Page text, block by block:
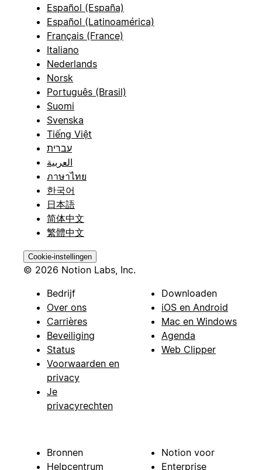
Español (España)
Español (Latinoamérica)
Français (France)
Italiano
Nederlands
Norsk
Português (Brasil)
Suomi
Svenska
Tiếng Việt
עברית
العربية
ภาษาไทย
한국어
日本語
简体中文
繁體中文
Cookie-instellingen
© 2026 Notion Labs, Inc.
Bedrijf
Over ons
Carrières
Beveiliging
Status
Voorwaarden en
privacy
Je
privacyrechten
Downloaden
iOS en Android
Mac en Windows
Agenda
Web Clipper
Bronnen
Helpcentrum
Notion voor
Enterprise